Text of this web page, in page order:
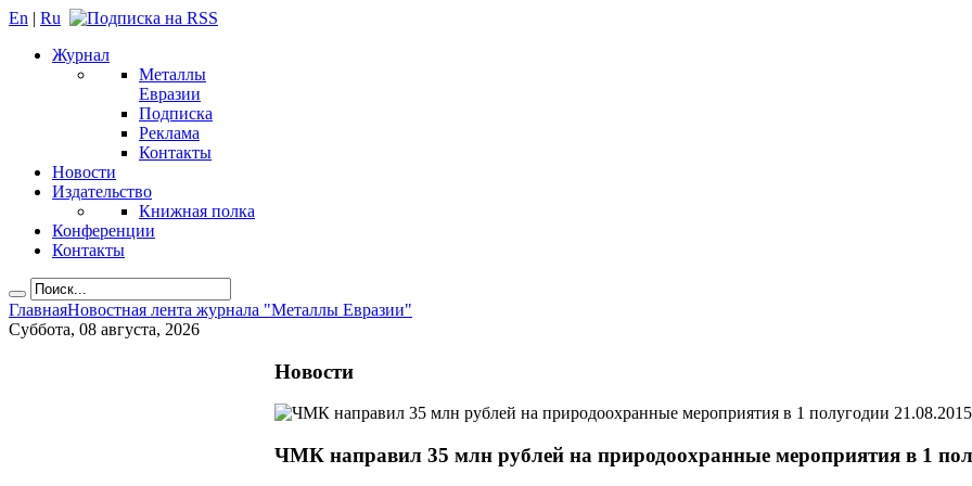
En | Ru
Журнал
Металлы
Евразии
Подписка
Реклама
Контакты
Новости
Издательство
Книжная полка
Конференции
Контакты
ГлавнаяНовостная лента журнала "Металлы Евразии"
Суббота, 08 августа, 2026
Новости
21.08.2015
ЧМК направил 35 млн рублей на природоохранные мероприятия в 1